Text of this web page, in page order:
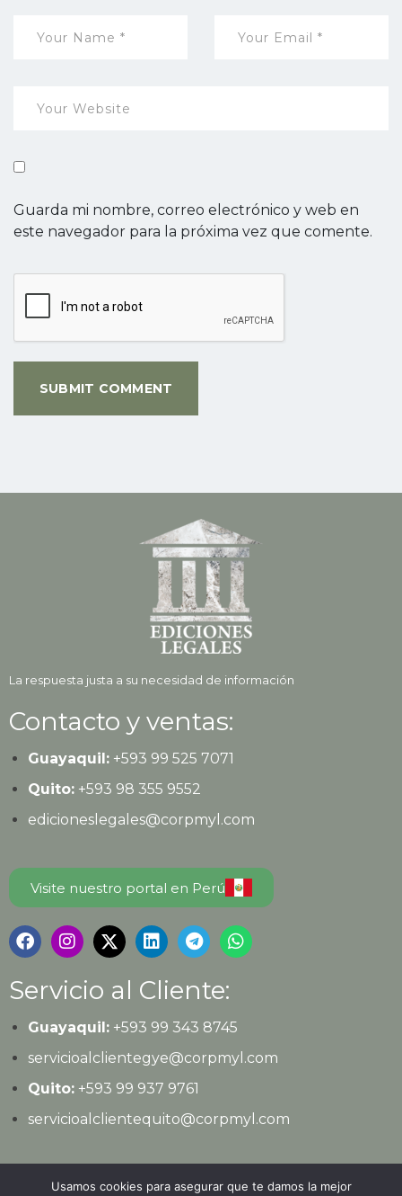
Guarda mi nombre, correo electrónico y web en
este navegador para la próxima vez que comente.
La respuesta justa a su necesidad de información
Contacto y ventas:
Guayaquil:+593 99 525 7071
Quito:+593 98 355 9552
edicioneslegales@corpmyl.com
Visite nuestro portal en Perú
Servicio al Cliente:
Guayaquil:+593 99 343 8745
servicioalclientegye@corpmyl.com
Quito:+593 99 937 9761
servicioalclientequito@corpmyl.com
Política de protección de datos personales
Usamos cookies para asegurar que te damos la mejor